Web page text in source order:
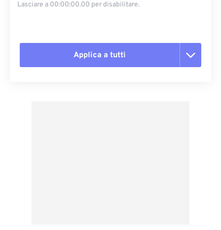
Lasciare a 00:00:00.00 per disabilitare.
Applica a tutti